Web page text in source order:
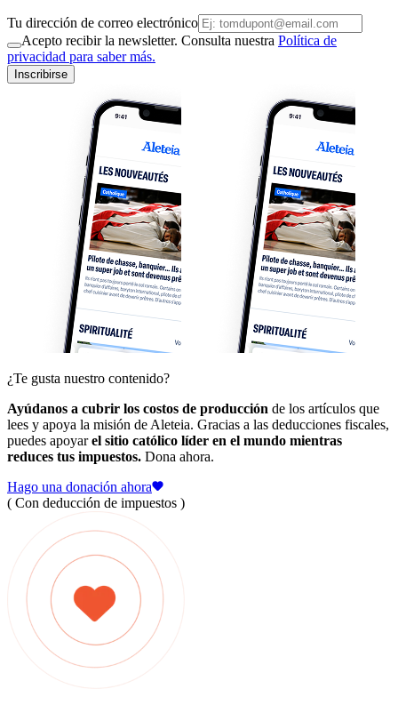
Tu dirección de correo electrónico
Acepto recibir la newsletter. Consulta nuestra Política de
privacidad para saber más.
Inscribirse
¿Te gusta nuestro contenido?
Ayúdanos a cubrir los costos de producción de los artículos que
lees y apoya la misión de Aleteia. Gracias a las deducciones fiscales,
puedes apoyarel sitio católico líder en el mundo mientras
reduces tus impuestos. Dona ahora.
Hago una donación ahora
( Con deducción de impuestos )